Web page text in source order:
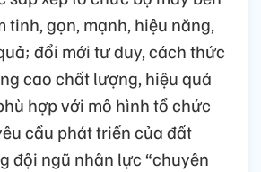
tinh, gọn, mạnh, hiệu năng,
đổi mới tư duy, cách thức
cao chất lượng, hiệu quả
hợp với mô hình tổ chức
cầu phát triển của đất
đội ngũ nhân lực “chuyên